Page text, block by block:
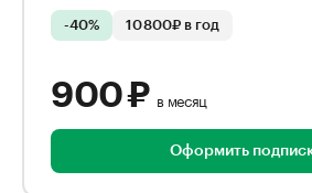
-40% 10 800₽ в год
900 ₽ в месяц
Оформить